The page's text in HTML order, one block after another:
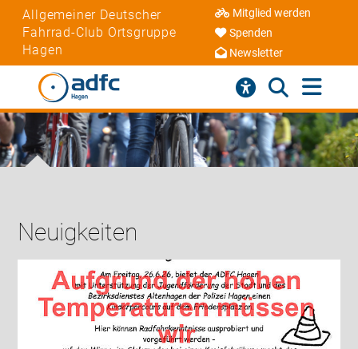
Allgemeiner Deutscher
Fahrrad-Club Ortsgruppe
Hagen
Mitglied werden
Spenden
Newsletter
Neuigkeiten